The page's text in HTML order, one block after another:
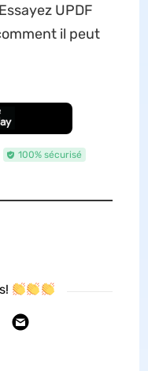
UPDF
il peut
100% sécurisé